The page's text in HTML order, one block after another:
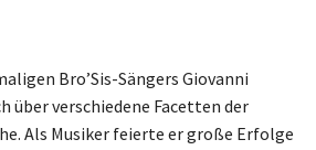
Bro’Sis-Sängers Giovanni
über verschiedene Facetten der
Als Musiker feierte er große Erfolge